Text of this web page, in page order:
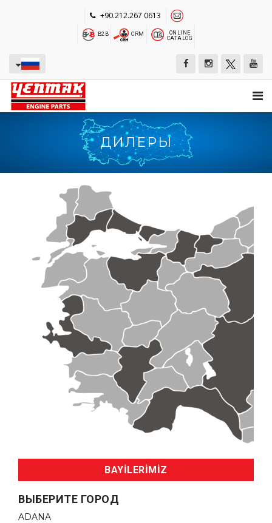
+90.212.267 0613
B2B CRM
ONLINE
CATALOG
ДИЛЕРЫ
BAYİLERİMİZ
ВЫБЕРИТЕ ГОРОД
ADANA